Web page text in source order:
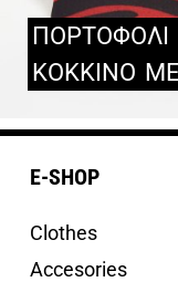
ΠΟΡΤΟΦΟΛΙ
ΚΟΚΚΙΝΟ ΜΕ
E-SHOP
Clothes
Accesories